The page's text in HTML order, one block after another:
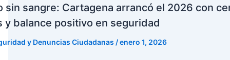
sin sangre: Cartagena arrancó el 2026 con
y balance positivo en seguridad
y Denuncias Ciudadanas /enero 1, 2026